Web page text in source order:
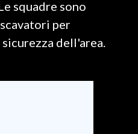
squadre sono
per
dell'area.